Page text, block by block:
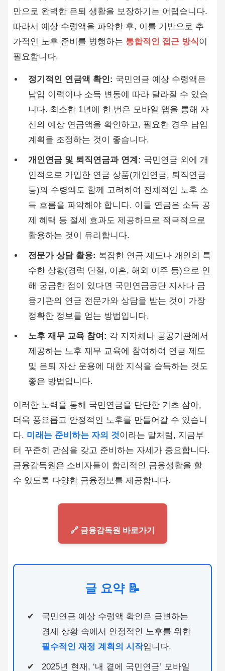
만으로 완벽한 은퇴 생활을 보장하기는 어렵습니다.
따라서 예상 수령액을 파악한 후, 이를 기반으로 추
가적인 노후 준비를 병행하는 통합적인 접근 방식이
필요합니다.
정기적인 연금액 확인: 국민연금 예상 수령액은
납입 이력이나 소득 변동에 따라 달라질 수 있습
니다. 최소한 1년에 한 번은 모바일 앱을 통해 자
신의 예상 연금액을 확인하고, 필요한 경우 납입
계획을 조정하는 것이 좋습니다.
개인연금 및 퇴직연금과 연계: 국민연금 외에 개
인적으로 가입한 연금 상품(개인연금, 퇴직연금
등)의 수령액도 함께 고려하여 전체적인 노후 소
득 흐름을 파악해야 합니다. 이들 연금은 소득 공
제 혜택 등 절세 효과도 제공하므로 적극적으로
활용하는 것이 유리합니다.
전문가 상담 활용: 복잡한 연금 제도나 개인의 특
수한 상황(경력 단절, 이혼, 해외 이주 등)으로 인
해 궁금한 점이 있다면 국민연금공단 지사나 금
융기관의 연금 전문가와 상담을 받는 것이 가장
정확한 정보를 얻는 방법입니다.
노후 재무 교육 참여: 각 지자체나 공공기관에서
제공하는 노후 재무 교육에 참여하여 연금 제도
및 은퇴 자산 운용에 대한 지식을 습득하는 것도
좋은 방법입니다.
이러한 노력을 통해 국민연금을 단단한 기초 삼아,
더욱 풍요롭고 안정적인 노후를 만들어갈 수 있습니
다. 미래는 준비하는 자의 것이라는 말처럼, 지금부
터 꾸준히 관심을 갖고 준비하는 자세가 중요합니다.
금융감독원은 소비자들이 합리적인 금융생활을 할
수 있도록 다양한 금융정보를 제공합니다.
🔗 금융감독원 바로가기
글 요약 📝
국민연금 예상 수령액 확인은 급변하는
경제 상황 속에서 안정적인 노후를 위한
필수적인 재정 계획의 시작입니다.
2025년 현재, ‘내 곁에 국민연금’ 모바일